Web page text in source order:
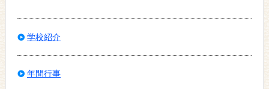
学校紹介
年間行事